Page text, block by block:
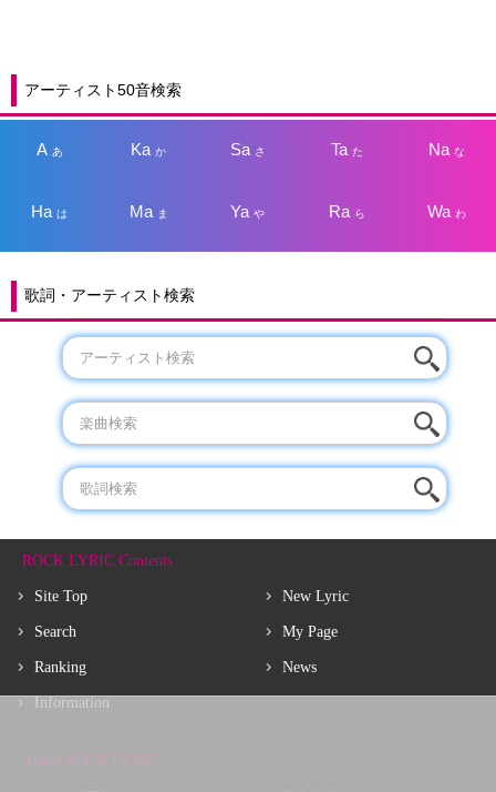
アーティスト50音検索
A あ Kaか Sa さ Taた Na な
Haは Ma ま Yaや Ra ら Wa わ
歌詞・アーティスト検索
ROCK LYRIC Contents
Site Top
Search
Ranking
Information
New Lyric
My Page
News
About ROCK LYRIC